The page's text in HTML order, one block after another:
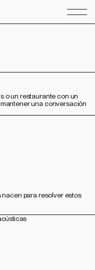
Benito
una conversación
para resolver estos